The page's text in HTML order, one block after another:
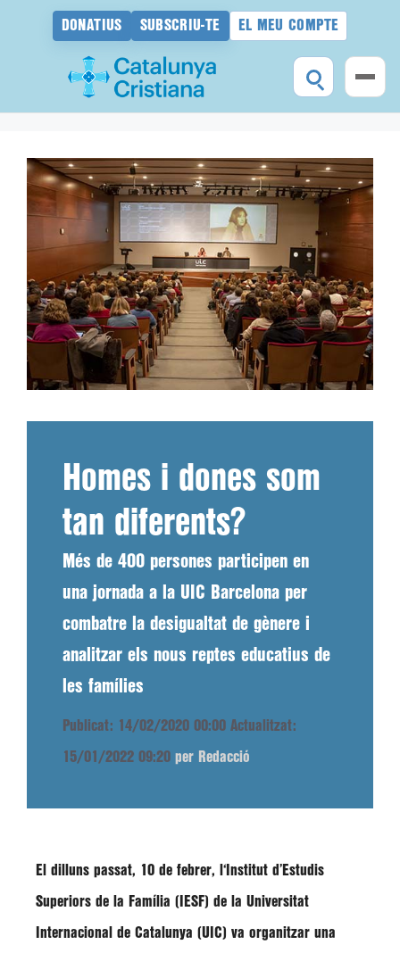
DONATIUS SUBSCRIU-TE EL MEU COMPTE
contingut
Homes i dones som
tan diferents?
Més de 400 persones participen en
una jornada a la UIC Barcelona per
combatre la desigualtat de gènere i
analitzar els nous reptes educatius de
les famílies
Publicat: 14/02/2020 00:00 Actualitzat:
15/01/2022 09:20 per Redacció
El dilluns passat, 10 de febrer, l ‘Institut d’Estudis
Superiors de la Família (IESF) de la Universitat
Internacional de Catalunya (UIC) va organitzar una